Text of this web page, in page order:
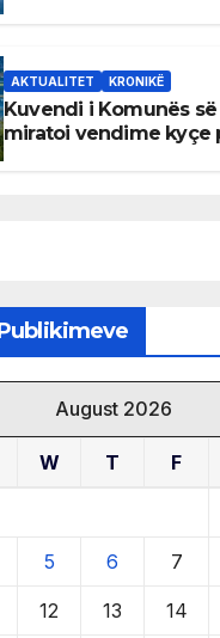
AKTUALITET KRONIKË
Kuvendi i Komunës
miratoi vendime kyçe
August 2026
W T F
5 6 7
12 13 14